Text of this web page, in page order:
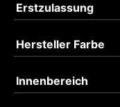
Erstzulassung
Hersteller Farbe
Innenbereich